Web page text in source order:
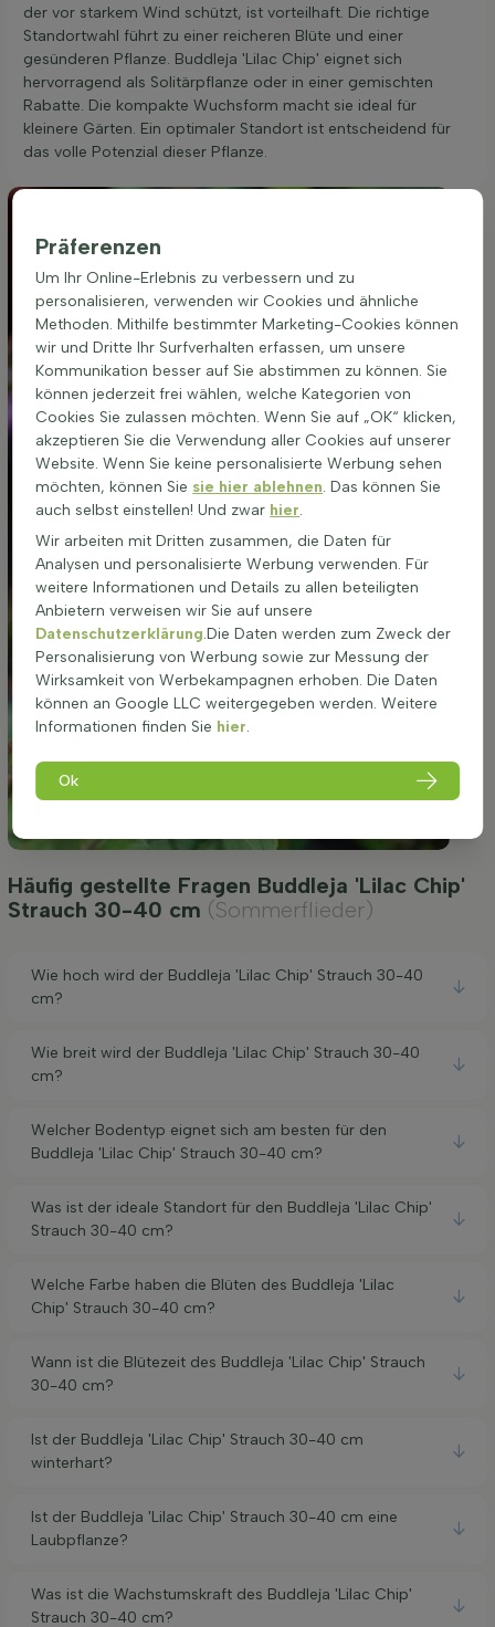
der vor starkem Wind schützt, ist vorteilhaft. Die richtige
Standortwahl führt zu einer reicheren Blüte und einer
gesünderen Pflanze. Buddleja 'Lilac Chip' eignet sich
hervorragend als Solitärpflanze oder in einer gemischten
Rabatte. Die kompakte Wuchsform macht sie ideal für
kleinere Gärten. Ein optimaler Standort ist entscheidend für
das volle Potenzial dieser Pflanze.
Häufig gestellte Fragen Buddleja 'Lilac Chip'
Strauch 30-40 cm (Sommerflieder)
Wie hoch wird der Buddleja 'Lilac Chip' Strauch 30-40
cm?
Wie breit wird der Buddleja 'Lilac Chip' Strauch 30-40
cm?
Welcher Bodentyp eignet sich am besten für den
Buddleja 'Lilac Chip' Strauch 30-40 cm?
Was ist der ideale Standort für den Buddleja 'Lilac Chip'
Strauch 30-40 cm?
Welche Farbe haben die Blüten des Buddleja 'Lilac
Chip' Strauch 30-40 cm?
Wann ist die Blütezeit des Buddleja 'Lilac Chip' Strauch
30-40 cm?
Ist der Buddleja 'Lilac Chip' Strauch 30-40 cm
winterhart?
Ist der Buddleja 'Lilac Chip' Strauch 30-40 cm eine
Laubpflanze?
Was ist die Wachstumskraft des Buddleja 'Lilac Chip'
Strauch 30-40 cm?
Präferenzen
Um Ihr Online-Erlebnis zu verbessern und zu
personalisieren, verwenden wir Cookies und ähnliche
Methoden. Mithilfe bestimmter Marketing-Cookies können
wir und Dritte Ihr Surfverhalten erfassen, um unsere
Kommunikation besser auf Sie abstimmen zu können. Sie
können jederzeit frei wählen, welche Kategorien von
Cookies Sie zulassen möchten. Wenn Sie auf „OK“ klicken,
akzeptieren Sie die Verwendung aller Cookies auf unserer
Website. Wenn Sie keine personalisierte Werbung sehen
möchten, können Sie sie hier ablehnen. Das können Sie
auch selbst einstellen! Und zwar hier.
Wir arbeiten mit Dritten zusammen, die Daten für
Analysen und personalisierte Werbung verwenden. Für
weitere Informationen und Details zu allen beteiligten
Anbietern verweisen wir Sie auf unsere
Datenschutzerklärung.Die Daten werden zum Zweck der
Personalisierung von Werbung sowie zur Messung der
Wirksamkeit von Werbekampagnen erhoben. Die Daten
können an Google LLC weitergegeben werden. Weitere
Informationen finden Sie hier.
Ok